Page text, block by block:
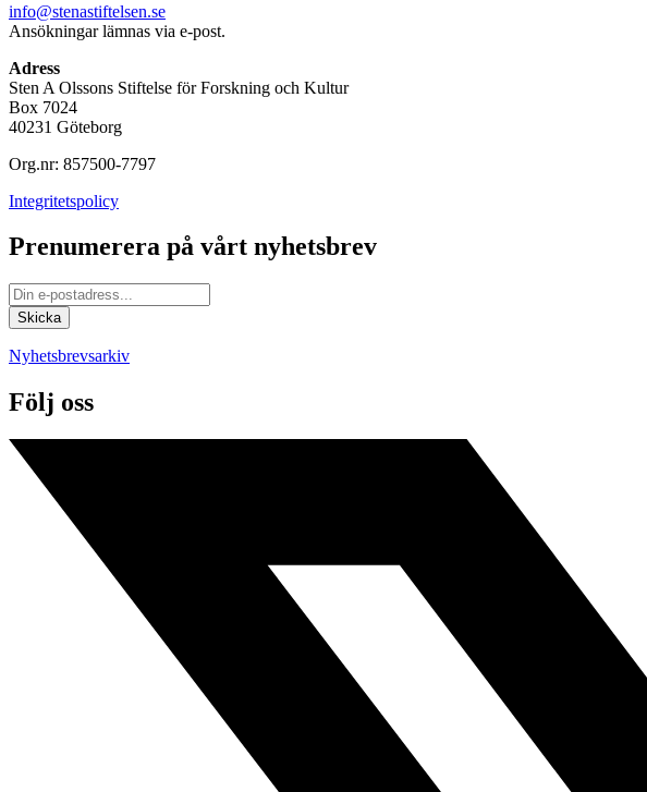
info@stenastiftelsen.se
Ansökningar lämnas via e-post.
Adress
Sten A Olssons Stiftelse för Forskning och Kultur
Box 7024
40231 Göteborg
Org.nr: 857500-7797
Integritetspolicy
Prenumerera på vårt nyhetsbrev
Nyhetsbrevsarkiv
Följ oss